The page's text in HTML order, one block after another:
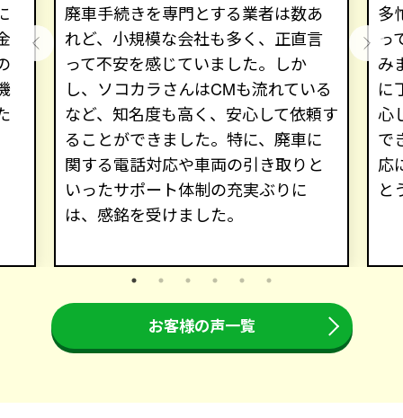
廃車手続きを専門とする業者は数あ
れど、小規模な会社も多く、正直言
って不安を感じていました。しか
し、ソコカラさんはCMも流れている
など、知名度も高く、安心して依頼す
ることができました。特に、廃車に
関する電話対応や車両の引き取りと
いったサポート体制の充実ぶりに
は、感銘を受けました。
多
っ
み
に
心
で
応
と
お客様の声一覧